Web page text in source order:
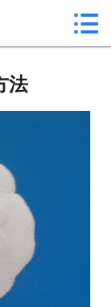
简介
镁价格
用途
动态

法